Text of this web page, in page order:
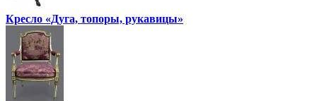
Кресло «Дуга, топоры, рукавицы»